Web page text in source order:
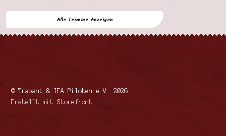
Alle Termine Anzeigen
© Trabant & IFA Piloten e.V. 2026
Erstellt mit Storefront